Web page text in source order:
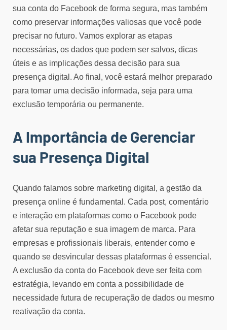
sua conta do Facebook de forma segura, mas também
como preservar informações valiosas que você pode
precisar no futuro. Vamos explorar as etapas
necessárias, os dados que podem ser salvos, dicas
úteis e as implicações dessa decisão para sua
presença digital. Ao final, você estará melhor preparado
para tomar uma decisão informada, seja para uma
exclusão temporária ou permanente.
A Importância de Gerenciar
sua Presença Digital
Quando falamos sobre marketing digital, a gestão da
presença online é fundamental. Cada post, comentário
e interação em plataformas como o Facebook pode
afetar sua reputação e sua imagem de marca. Para
empresas e profissionais liberais, entender como e
quando se desvincular dessas plataformas é essencial.
A exclusão da conta do Facebook deve ser feita com
estratégia, levando em conta a possibilidade de
necessidade futura de recuperação de dados ou mesmo
reativação da conta.